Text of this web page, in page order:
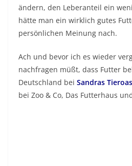
ändern, den Leberanteil ein
hätte man ein wirklich gutes
persönlichen Meinung nach.
Ach und bevor ich es wieder
nachfragen müßt, dass Futter
Deutschland bei Sandras
bei Zoo & Co, Das Futterhaus